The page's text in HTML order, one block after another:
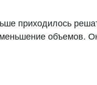
приходилось
объемов.